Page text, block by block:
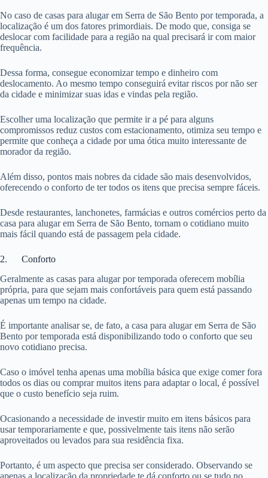
No caso de casas para alugar em Serra de São Bento por temporada, a
localização é um dos fatores primordiais. De modo que, consiga se
deslocar com facilidade para a região na qual precisará ir com maior
frequência.
Dessa forma, consegue economizar tempo e dinheiro com
deslocamento. Ao mesmo tempo conseguirá evitar riscos por não ser
da cidade e minimizar suas idas e vindas pela região.
Escolher uma localização que permite ir a pé para alguns
compromissos reduz custos com estacionamento, otimiza seu tempo e
permite que conheça a cidade por uma ótica muito interessante de
morador da região.
Além disso, pontos mais nobres da cidade são mais desenvolvidos,
oferecendo o conforto de ter todos os itens que precisa sempre fáceis.
Desde restaurantes, lanchonetes, farmácias e outros comércios perto da
casa para alugar em Serra de São Bento, tornam o cotidiano muito
mais fácil quando está de passagem pela cidade.
2. Conforto
Geralmente as casas para alugar por temporada oferecem mobília
própria, para que sejam mais confortáveis para quem está passando
apenas um tempo na cidade.
É importante analisar se, de fato, a casa para alugar em Serra de São
Bento por temporada está disponibilizando todo o conforto que seu
novo cotidiano precisa.
Caso o imóvel tenha apenas uma mobília básica que exige comer fora
todos os dias ou comprar muitos itens para adaptar o local, é possível
que o custo benefício seja ruim.
Ocasionando a necessidade de investir muito em itens básicos para
usar temporariamente e que, possivelmente tais itens não serão
aproveitados ou levados para sua residência fixa.
Portanto, é um aspecto que precisa ser considerado. Observando se